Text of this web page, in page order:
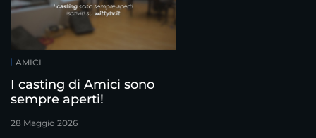
AMICI
I casting di Amici sono
sempre aperti!
28 Maggio 2026